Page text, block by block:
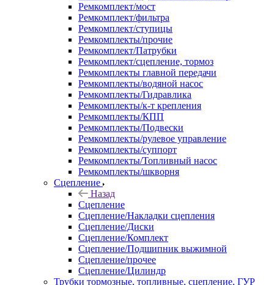
Ремкомплект/мост
Ремкомплект/фильтра
Ремкомплект/ступицы
Ремкомплекты/прочие
Ремкомплект/Патрубки
Ремкомплект/сцепление, тормоз
Ремкомплекты главной передачи
Ремкомплекты/водяной насос
Ремкомплекты/Гидравлика
Ремкомплекты/к-т крепления
Ремкомплекты/КПП
Ремкомплекты/Подвески
Ремкомплекты/рулевое управление
Ремкомплекты/суппорт
Ремкомплекты/Топливный насос
Ремкомплекты/шкворня
Сцепление
Назад
Сцепление
Сцепление/Накладки сцепления
Сцепление/Диски
Сцепление/Комплект
Сцепление/Подшипник выжимной
Сцепление/прочее
Сцепление/Цилиндр
Трубки тормозные, топливные, сцепление, ГУР